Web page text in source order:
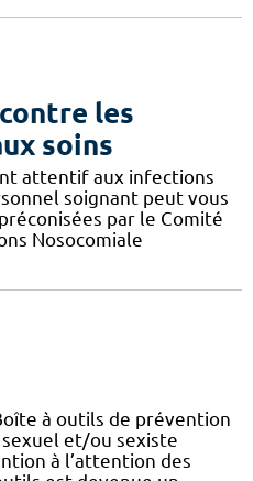
les
soins
attentif aux infections
soignant peut vous
par le Comité
Nosocomiale
à outils de prévention
et/ou sexiste
à l’attention des